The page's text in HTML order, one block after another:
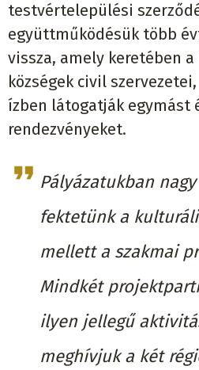
testvértelepülési
együttműködésük több
vissza, amely keretében
községek civil
ízben látogatják egymást
rendezvényeket.
Pályázatukban
fektetünk a
mellett a szakmai
Mindkét
ilyen jellegű
meghívjuk a két